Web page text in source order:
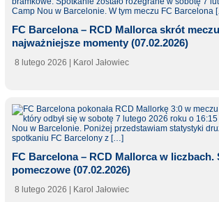
FC Barcelona – RCD Mallorca skrót
najważniejsze momenty (07.02.2026)
8 lutego 2026 | Karol Jałowiec
FC Barcelona – RCD Mallorca w liczbach.
pomeczowe (07.02.2026)
8 lutego 2026 | Karol Jałowiec